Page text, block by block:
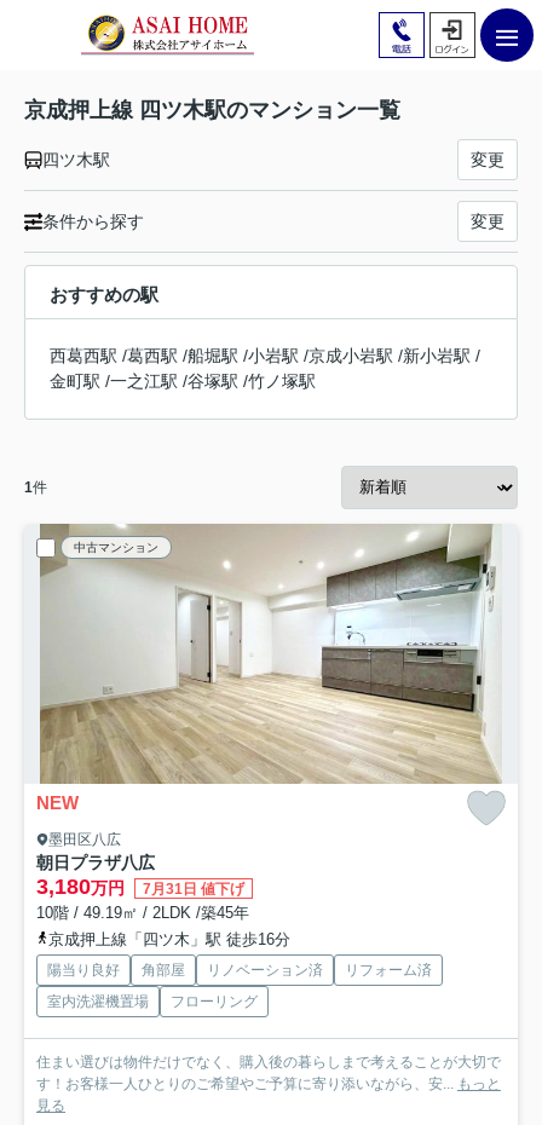
京成押上線 四ツ木駅のマンション一覧
四ツ木駅 変更
条件から探す 変更
おすすめの駅
西葛西駅 /葛西駅 /船堀駅 /小岩駅 /京成小岩駅 /新小岩駅 /
金町駅 /一之江駅 /谷塚駅 /竹ノ塚駅
1件
中古マンション
NEW
墨田区八広
朝日プラザ八広
3,180万円 7月31日 値下げ
10階 / 49.19㎡ / 2LDK /築45年
京成押上線「四ツ木」駅 徒歩16分
陽当り良好 角部屋 リノベーション済
リフォーム済
室内洗濯機置場
フローリング
住まい選びは物件だけでなく、購入後の暮らしまで考えることが大切で
す！お客様一人ひとりのご希望やご予算に寄り添いながら、安... もっと
見る